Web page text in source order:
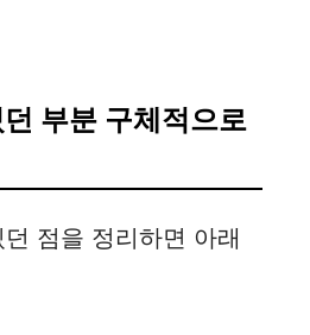
부분 구체적으로
점을 정리하면 아래